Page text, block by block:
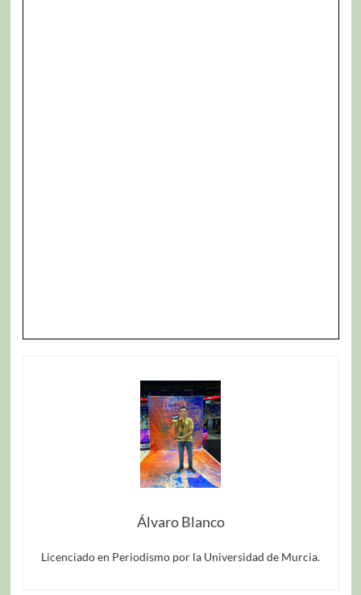
Álvaro Blanco
Licenciado en Periodismo por la Universidad de Murcia.